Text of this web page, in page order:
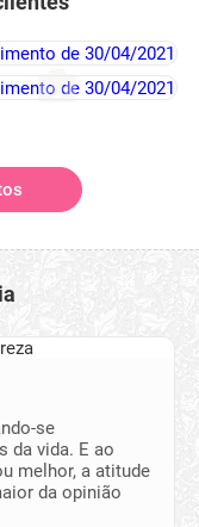
se
da vida. E ao
melhor, a atitude
da opinião